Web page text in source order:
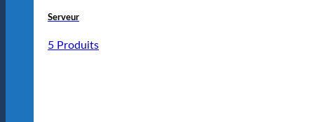
Serveur
5 Produits